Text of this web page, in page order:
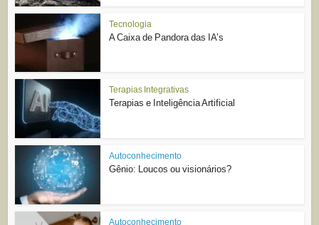
Tecnologia
A Caixa de Pandora das IA’s
Terapias Integrativas
Terapias e Inteligência Artificial
Autoconhecimento
Gênio: Loucos ou visionários?
Autoconhecimento